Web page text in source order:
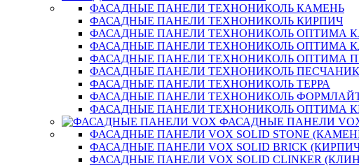
ФАСАДНЫЕ ПАНЕЛИ ТЕХНОНИКОЛЬ КАМЕНЬ
ФАСАДНЫЕ ПАНЕЛИ ТЕХНОНИКОЛЬ КИРПИЧ
ФАСАДНЫЕ ПАНЕЛИ ТЕХНОНИКОЛЬ ОПТИМА
ФАСАДНЫЕ ПАНЕЛИ ТЕХНОНИКОЛЬ ОПТИМА
ФАСАДНЫЕ ПАНЕЛИ ТЕХНОНИКОЛЬ ОПТИМА
ФАСАДНЫЕ ПАНЕЛИ ТЕХНОНИКОЛЬ ПЕСЧАНИК
ФАСАДНЫЕ ПАНЕЛИ ТЕХНОНИКОЛЬ ТЕРРА
ФАСАДНЫЕ ПАНЕЛИ ТЕХНОНИКОЛЬ
ФАСАДНЫЕ ПАНЕЛИ ТЕХНОНИКОЛЬ ОПТИМА
ФАСАДНЫЕ ПАНЕЛИ
ФАСАДНЫЕ ПАНЕЛИ VOX SOLID STONE
ФАСАДНЫЕ ПАНЕЛИ VOX SOLID BRICK
ФАСАДНЫЕ ПАНЕЛИ VOX SOLID CLINКER